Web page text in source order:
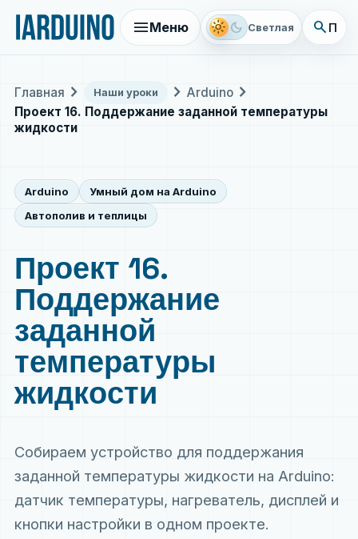
menuМеню light_mode dark_mode Светлая search
Главная chevron_right Наши уроки chevron_right Arduino chevron_right
Проект 16. Поддержание заданной температуры
жидкости
Arduino
Умный дом на Arduino
Автополив и теплицы
Проект 16.
Поддержание
заданной
температуры
жидкости
Собираем устройство для поддержания
заданной температуры жидкости на Arduino:
датчик температуры, нагреватель, дисплей и
кнопки настройки в одном проекте.